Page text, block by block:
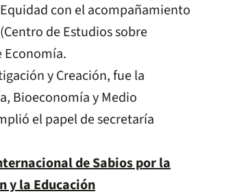
con el acompañamiento
de Estudios sobre
Economía.
y Creación, fue la
Bioeconomía y Medio
el papel de secretaría
de Sabios por la
y la Educación